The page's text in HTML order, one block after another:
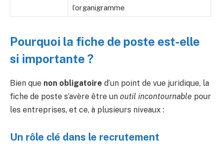
l’organigramme
Pourquoi la fiche de poste est-elle
si importante ?
Bien que non obligatoire d’un point de vue juridique, la
fiche de poste s’avère être un outil incontournable pour
les entreprises, et ce, à plusieurs niveaux :
Un rôle clé dans le recrutement